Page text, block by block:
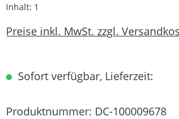
Inhalt: 1
Preise inkl. MwSt. zzgl.
Sofort verfügbar, Lieferzeit:
Produktnummer: DC-100009678